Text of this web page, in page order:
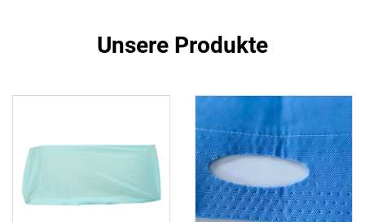
Unsere Produkte